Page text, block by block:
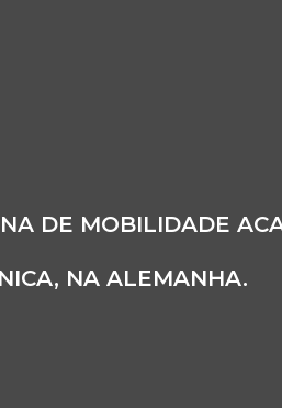
DE MOBILIDADE
NA ALEMANHA.